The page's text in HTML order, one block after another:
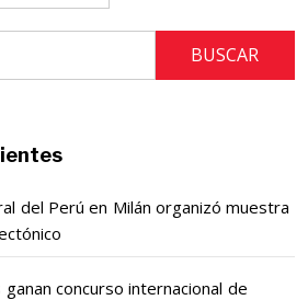
del Perú en Milán organizó muestra
concurso internacional de